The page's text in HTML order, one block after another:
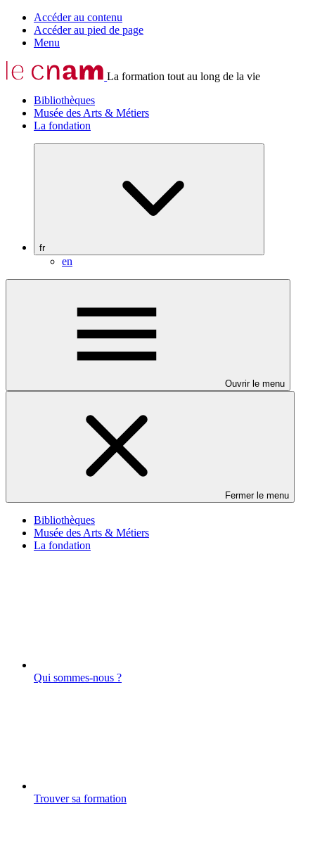
Accéder au contenu
Accéder au pied de page
Menu
La formation tout au long de la vie
Bibliothèques
Musée des Arts & Métiers
La fondation
fr
en
Ouvrir le menu
Fermer le menu
Bibliothèques
Musée des Arts & Métiers
La fondation
Qui sommes-nous ?
Trouver sa formation